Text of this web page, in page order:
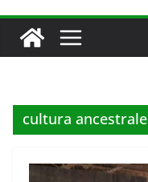
cultura ancestrale